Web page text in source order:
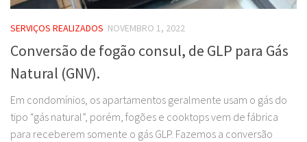
SERVIÇOS REALIZADOS NOVEMBRO 1, 2022
Conversão de fogão consul, de GLP para Gás
Natural (GNV).
Em condomínios, os apartamentos geralmente usam o gás do
tipo “gás natural”, porém, fogões e cooktops vem de fábrica
para receberem somente o gás GLP. Fazemos a conversão